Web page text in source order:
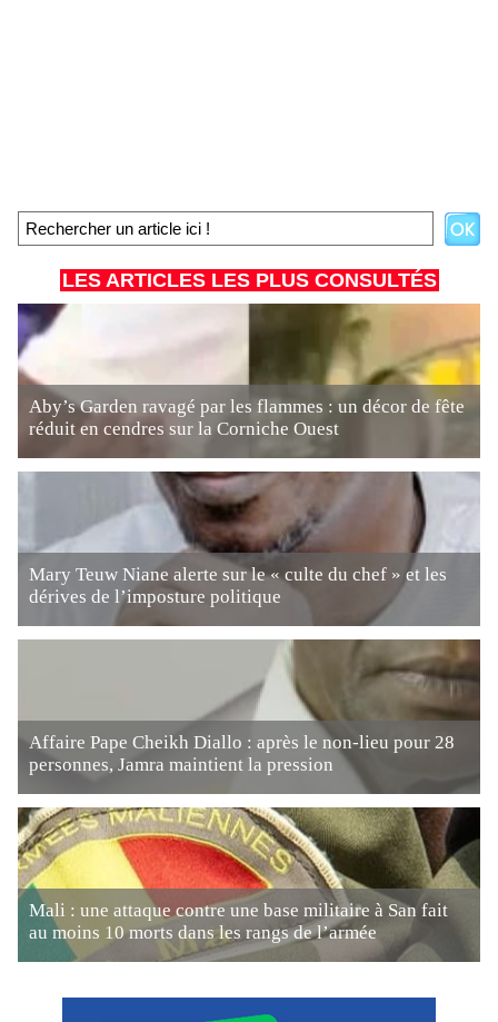
LES ARTICLES LES PLUS CONSULTÉS
Aby’s Garden ravagé par les flammes : un décor de fête
réduit en cendres sur la Corniche Ouest
Mary Teuw Niane alerte sur le « culte du chef » et les
dérives de l’imposture politique
Affaire Pape Cheikh Diallo : après le non-lieu pour 28
personnes, Jamra maintient la pression
Mali : une attaque contre une base militaire à San fait
au moins 10 morts dans les rangs de l’armée